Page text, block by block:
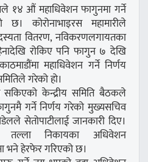
१४ औं महाधिवेशन फागुनमा गर्ने
छ। कोरोनाभाइरस महामारीले
वितरण, नविकरणलगायतका
रोकिए पनि फागुन ७ देखि
महाधिवेशन गर्ने निर्णय
गरेको हो।
सकिएको केन्द्रीय समिति बैठकले
गर्ने निर्णय गरेको मुख्यसचिव
सेतोपाटीलाई जानकारी दिए।
तल्ला निकायका अधिवेशन
भने हेरफेर गरिएको छ।